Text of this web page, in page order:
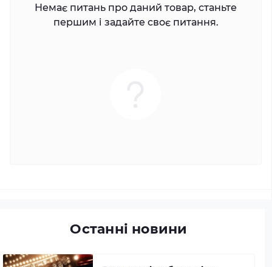
Немає питань про даний товар, станьте
першим і задайте своє питання.
Останні новини